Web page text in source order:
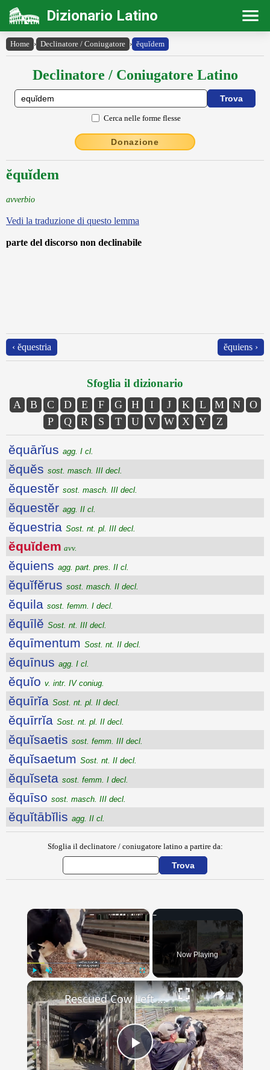
Dizionario Latino
Home › Declinatore / Coniugatore › ĕquĭdem
Declinatore / Coniugatore Latino
Cerca nelle forme flesse
Donazione
ĕquĭdem
avverbio
Vedi la traduzione di questo lemma
parte del discorso non declinabile
‹ ĕquestria ĕquiens ›
Sfoglia il dizionario
A B C D E F G H I J K L M N
O
P
Q R S T U V W X Y Z
ĕquārĭus agg. I cl.
ĕquĕs sost. masch. III decl.
ĕquestĕr sost. masch. III decl.
ĕquestĕr agg. II cl.
ĕquestria Sost. nt. pl. III decl.
ĕquĭdem avv.
ĕquiens agg. part. pres. II cl.
ĕquĭfĕrus sost. masch. II decl.
ĕquila sost. femm. I decl.
ĕquīlĕ Sost. nt. III decl.
ĕquīmentum Sost. nt. II decl.
ĕquīnus agg. I cl.
ĕquĭo v. intr. IV coniug.
ĕquīrĭa Sost. nt. pl. II decl.
ĕquīrrĭa Sost. nt. pl. II decl.
ĕquĭsaetis sost. femm. III decl.
ĕquĭsaetum Sost. nt. II decl.
ĕquĭseta sost. femm. I decl.
ĕquīso sost. masch. III decl.
ĕquĭtābĭlis agg. II cl.
Sfoglia il declinatore / coniugatore latino a partire da:
×
Play Unmute Fullscreen
Now Playing
×
Play
Rescued Cow Left Alone For Years Excitedly Joins Herd Once More